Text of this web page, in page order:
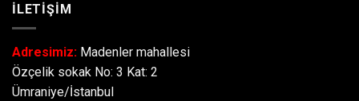
İLETİŞİM
Adresimiz: Madenler mahallesi
Özçelik sokak No: 3 Kat: 2
Ümraniye/İstanbul